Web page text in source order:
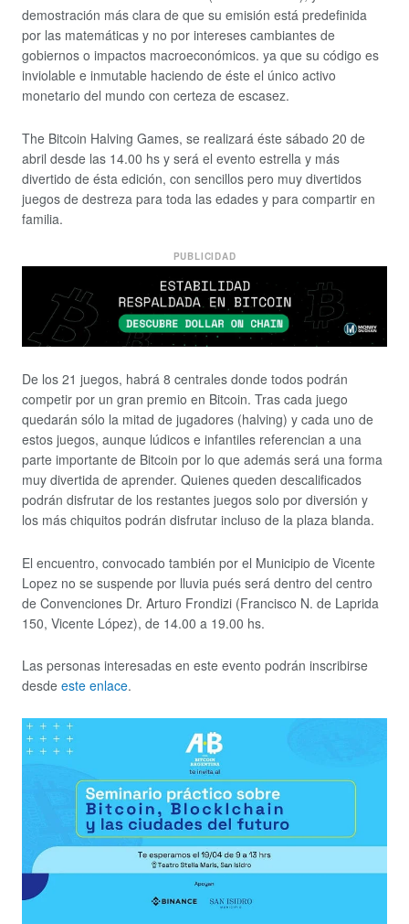
demostración más clara de que su emisión está predefinida
por las matemáticas y no por intereses cambiantes de
gobiernos o impactos macroeconómicos. ya que su código es
inviolable e inmutable haciendo de éste el único activo
monetario del mundo con certeza de escasez.
The Bitcoin Halving Games, se realizará éste sábado 20 de
abril desde las 14.00 hs y será el evento estrella y más
divertido de ésta edición, con sencillos pero muy divertidos
juegos de destreza para toda las edades y para compartir en
familia.
PUBLICIDAD
De los 21 juegos, habrá 8 centrales donde todos podrán
competir por un gran premio en Bitcoin. Tras cada juego
quedarán sólo la mitad de jugadores (halving) y cada uno de
estos juegos, aunque lúdicos e infantiles referencian a una
parte importante de Bitcoin por lo que además será una forma
muy divertida de aprender. Quienes queden descalificados
podrán disfrutar de los restantes juegos solo por diversión y
los más chiquitos podrán disfrutar incluso de la plaza blanda.
El encuentro, convocado también por el Municipio de Vicente
Lopez no se suspende por lluvia pués será dentro del centro
de Convenciones Dr. Arturo Frondizi (Francisco N. de Laprida
150, Vicente López), de 14.00 a 19.00 hs.
Las personas interesadas en este evento podrán inscribirse
desde este enlace.